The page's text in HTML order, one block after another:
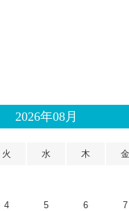
2026年08月
火 水 木 金
4 5 6 7